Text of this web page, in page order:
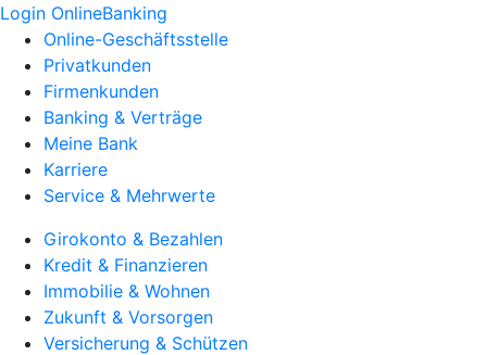
Login OnlineBanking
Online-Geschäftsstelle
Privatkunden
Firmenkunden
Banking & Verträge
Meine Bank
Karriere
Service & Mehrwerte
Girokonto & Bezahlen
Kredit & Finanzieren
Immobilie & Wohnen
Zukunft & Vorsorgen
Versicherung & Schützen